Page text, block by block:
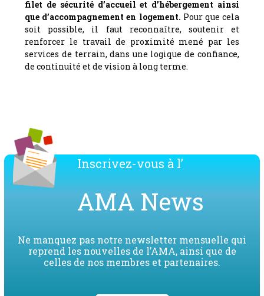
filet de sécurité d’accueil et d’hébergement ainsi
que d’accompagnement en logement. Pour que cela
soit possible, il faut reconnaître, soutenir et
renforcer le travail de proximité mené par les
services de terrain, dans une logique de confiance,
de continuité et de vision à long terme.
Inscrivez-vous à l’
AMA News
Ne manquez pas notre newsletter mensuelle qui
reprend les nouvelles de l’AMA, ainsi que de
celles de nos membres et partenaires.